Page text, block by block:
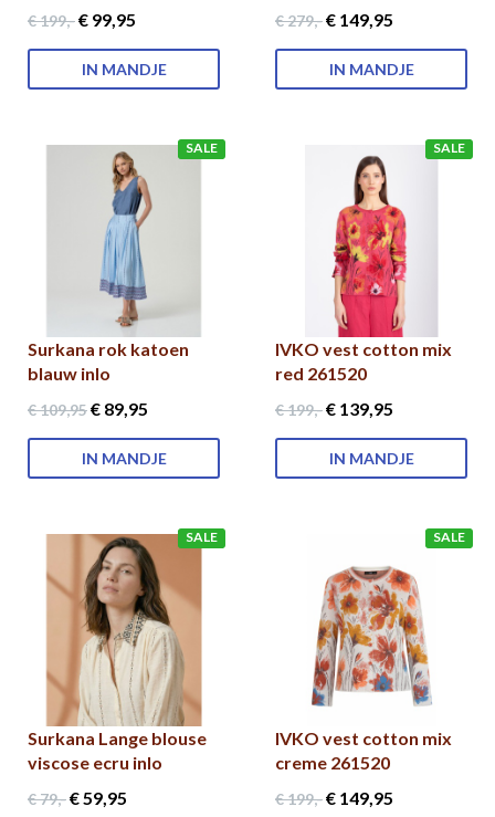
€ 199,-€ 99,95
IN MANDJE
€ 279,-€ 149,95
IN MANDJE
SALE
Surkana rok katoen
blauw inlo
€ 109,95€ 89,95
IN MANDJE
SALE
IVKO vest cotton mix
red 261520
€ 199,-€ 139,95
IN MANDJE
SALE
Surkana Lange blouse
viscose ecru inlo
€ 79,-€ 59,95
SALE
IVKO vest cotton mix
creme 261520
€ 199,-€ 149,95